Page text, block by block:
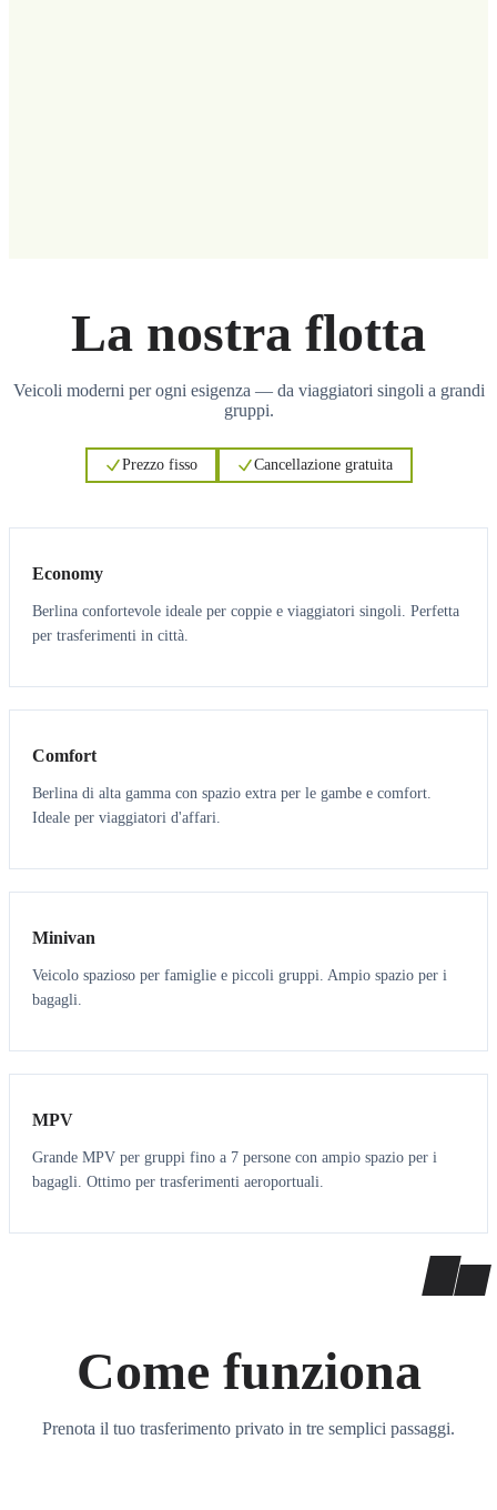
La nostra flotta
Veicoli moderni per ogni esigenza — da viaggiatori singoli a grandi
gruppi.
Prezzo fisso Cancellazione gratuita
Economy
Berlina confortevole ideale per coppie e viaggiatori singoli. Perfetta
per trasferimenti in città.
3 3
Comfort
Berlina di alta gamma con spazio extra per le gambe e comfort.
Ideale per viaggiatori d'affari.
6 5
Minivan
Veicolo spazioso per famiglie e piccoli gruppi. Ampio spazio per i
bagagli.
7 7
MPV
Grande MPV per gruppi fino a 7 persone con ampio spazio per i
bagagli. Ottimo per trasferimenti aeroportuali.
Come funziona
Prenota il tuo trasferimento privato in tre semplici passaggi.